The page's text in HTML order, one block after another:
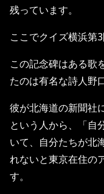
残っています。
ここでクイズ横浜第
この記念碑はある歌
たのは有名な詩人野
彼が北海道の新聞社
という人から、「自
いて、自分たちが北
れないと東京在住の
す。